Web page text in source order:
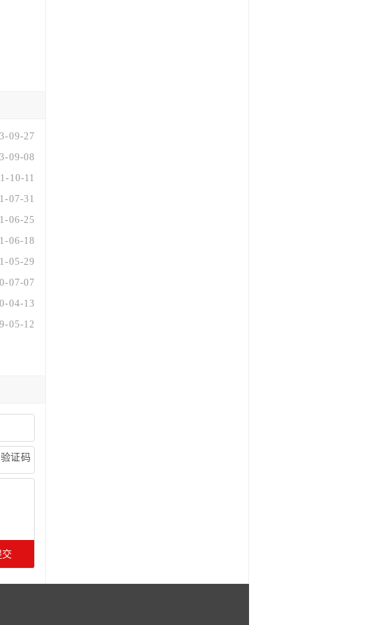
09-27
09-08
10-11
07-31
06-25
06-18
05-29
07-07
04-13
05-12